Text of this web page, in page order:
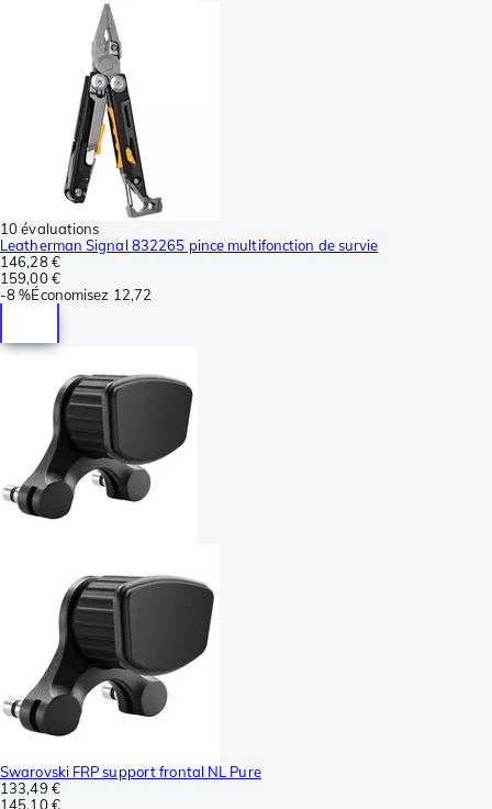
10 évaluations
Leatherman Signal 832265 pince multifonction de survie
146,28 €
159,00 €
-8 %Économisez 12,72
Swarovski FRP support frontal NL Pure
133,49 €
145,10 €